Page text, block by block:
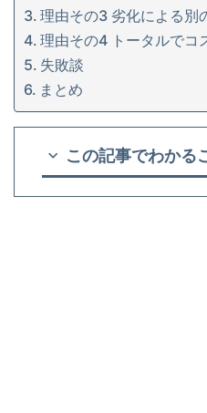
理由その3 劣化による別
理由その4 トータルでコ
失敗談
まとめ
この記事でわかる